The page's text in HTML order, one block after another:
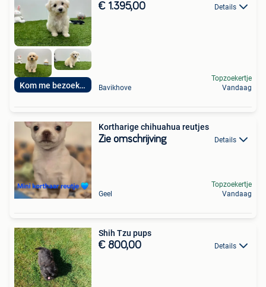
Kom me bezoeken
€ 1.395,00 Details
Bavikhove
Topzoekertje
Vandaag
Kortharige chihuahua reutjes
Zie omschrijving Details
Geel
Topzoekertje
Vandaag
Shih Tzu pups
€ 800,00 Details